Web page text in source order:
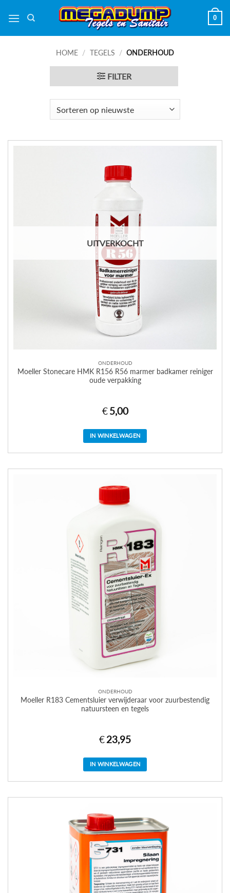
naar
0
HOME / TEGELS / ONDERHOUD
FILTER
UITVERKOCHT
ONDERHOUD
Moeller Stonecare HMK R156 R56 marmer badkamer reiniger
oude verpakking
€ 5,00
IN WINKELWAGEN
ONDERHOUD
Moeller R183 Cementsluier verwijderaar voor zuurbestendig
natuursteen en tegels
€23,95
IN WINKELWAGEN